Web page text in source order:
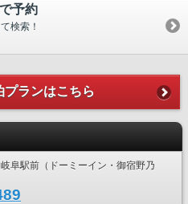
予約
検索！
プランはこちら
阜駅前（ドーミーイン・御宿野乃